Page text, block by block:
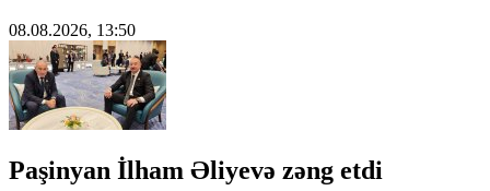
08.08.2026, 13:50
Paşinyan İlham Əliyevə zəng etdi